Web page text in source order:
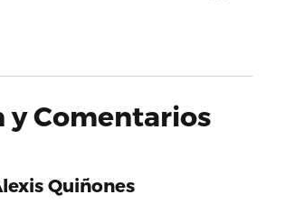
y Comentarios
Quiñones